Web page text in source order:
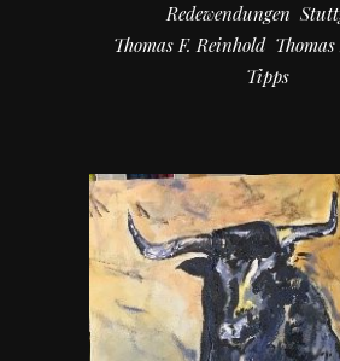
Redewendungen
Thomas F. Reinhold
Tipps